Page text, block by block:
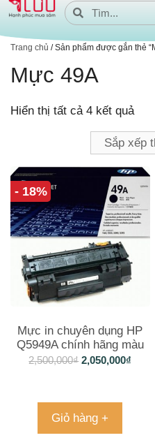
Trang chủ / Sản phẩm được gắn thẻ
Mực 49A
Hiển thị tất cả 4 kết quả
- 18%
Mực in chuyên dụng HP
Q5949A chính hãng màu
đen
2,500,000₫ 2,050,000₫
Giỏ hàng +